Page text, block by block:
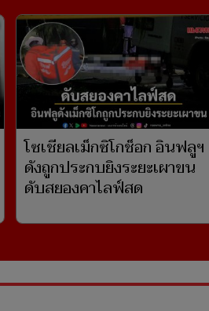
โซเชียลเม็กซิโกช็อก อินฟลูฯ
ดังถูกประกบยิงระยะเผาขน
ดับสยองคาไลฟ์สด